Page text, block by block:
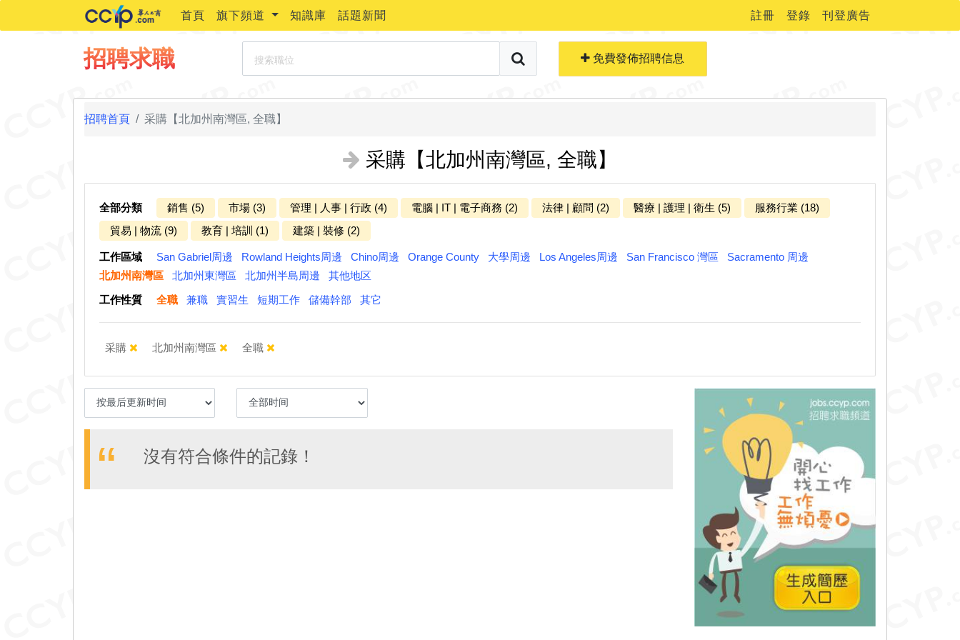
首頁 旗下頻道 知識庫 話題新聞 註冊 登錄 刊登廣告
招聘求職 免費發佈招聘信息
免費生成簡歷
招聘首頁 采購【北加州南灣區, 全職】
采購【北加州南灣區, 全職】
全部分類 銷售 (5) 市場 (3) 管理 | 人事 | 行政 (4) 電腦 | IT | 電子商務 (2) 法律 | 顧問 (2) 醫療 | 護理 | 衛生 (5)
服務行業 (18)
貿易 | 物流 (9)
教育 | 培訓 (1) 建築 | 裝修 (2)
工作區域 San Gabriel周邊 Rowland Heights周邊 Chino周邊 Orange County 大學周邊 Los Angeles周邊 San Francisco 灣區
Sacramento 周邊
北加州南灣區
北加州東灣區 北加州半島周邊
其他地区
工作性質
全職 兼職 實習生 短期工作 儲備幹部 其它
采購 北加州南灣區 全職
沒有符合條件的記錄！